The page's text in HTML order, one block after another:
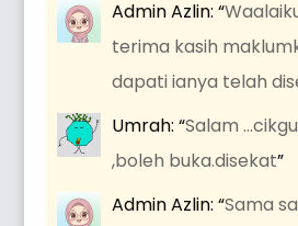
Admin Azlin: “
terima kasih
dapati ianya telah
Umrah: “Salam
,boleh buka.disekat”
Admin Azlin: “Sama